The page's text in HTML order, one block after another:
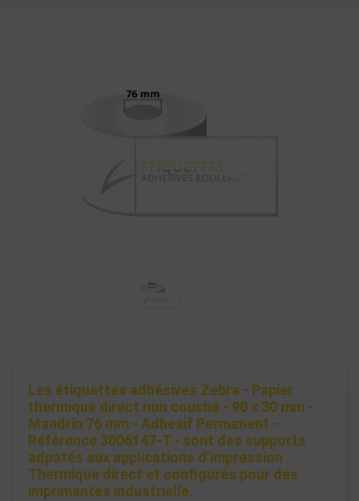
Les étiquettes adhésives Zebra - Papier
thermique direct non couché - 90 x 30 mm -
Mandrin 76 mm - Adhesif Permanent -
Référence 3006147-T - sont des supports
adpatés aux applications d’impression
Thermique direct et configurés pour des
imprimantes industrielle.